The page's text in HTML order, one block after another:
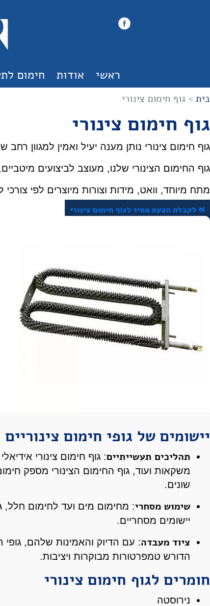
ראשי אודות חימום
בית > גוף חימום צינורי
גוף חימום צינורי
גוף חימום צינורי נותן מענה יעיל ואמין למגוון
גוף החימום הצינורי שלנו, מעוצב לביצועים
מתח מיוחד, וואט, מידות וצורות מיוצרים לפי צורכי
לקבלת הצעת מחיר לגוף חימום צינורי
יישומים של גופי חימום צינוריים
תהליכים תעשייתיים: גוף חימום צינורי
משקאות ועוד, גוף החימום הצינורי מספק
שונים.
שימוש מסחרי: מחימום מים ועד לחימום חלל,
יישומים מסחריים.
ציוד מעבדה: עם הדיוק והאמינות שלהם,
הדורש טמפרטורות מבוקרות ויציבות.
חומרים לגוף חימום צינורי
נירוסטה